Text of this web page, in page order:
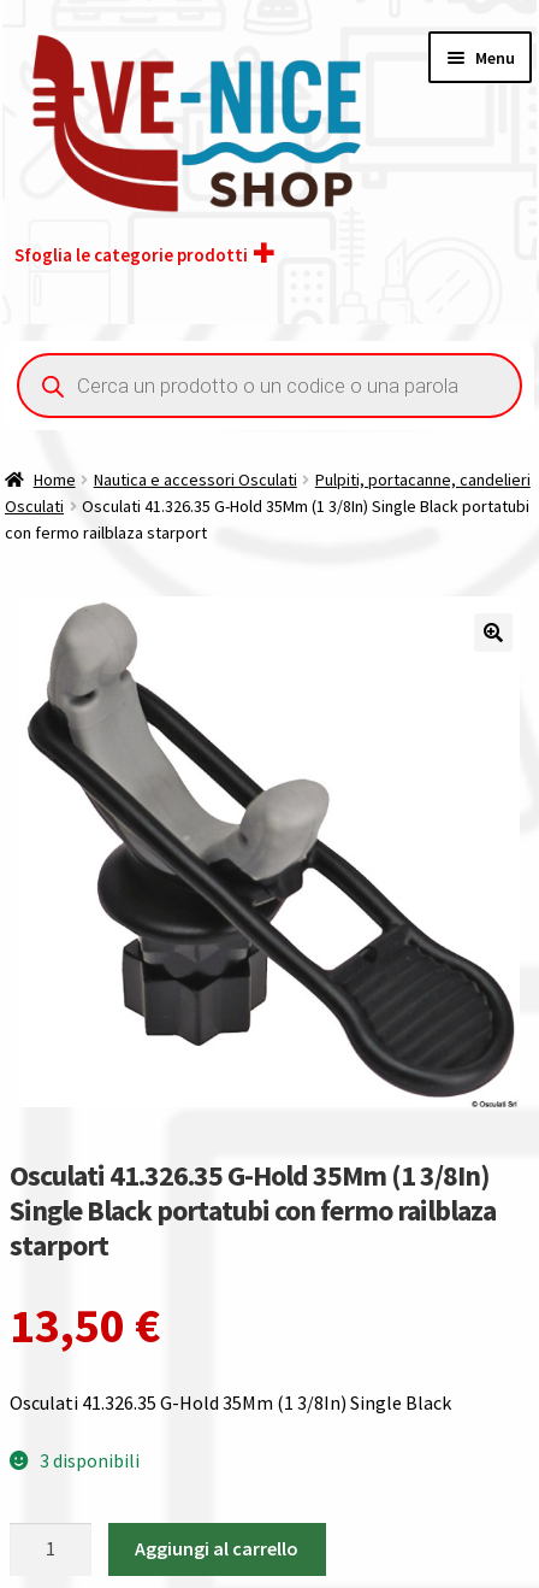
alla
navigazione
contenuto
Menu
Sfoglia le categorie prodotti
Acquisto iva 4% (agevolata)
Contatti
La nostra azienda
Condizioni generali
Acquisti in rete pubblica amministrazione
Assicurazione integrativa Garanzia3
Bonus fiscali 2025
Diritto di recesso
Garanzia del produttore
Pagamenti
Confronta
Confronta
I nostri negozi
Riepilogo ordine
Ricerca
prodotti
Home Nautica e accessori Osculati
Pulpiti, portacanne, candelieri
Osculati
Osculati 41.326.35 G-Hold 35Mm (1 3/8In) Single Black portatubi
con fermo railblaza starport
Osculati 41.326.35 G-Hold 35Mm (1 3/8In)
Single Black portatubi con fermo railblaza
starport
13,50 €
Osculati 41.326.35 G-Hold 35Mm (1 3/8In) Single Black
3 disponibili
Aggiungi al carrello